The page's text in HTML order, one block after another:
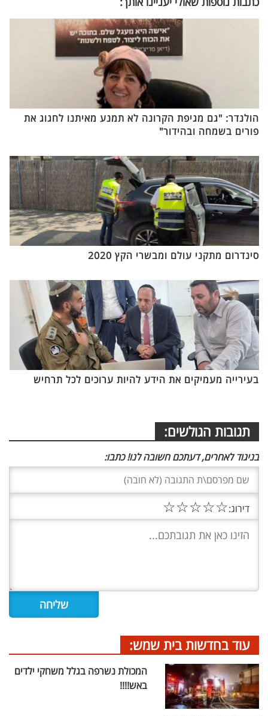
הולנדר: "גם מגיפת הקרונה לא תמנע מאיתנו לחגוג את
פורים בשמחה ובהידור"
סינדרום מתקני עולם ומבשרי הקץ 2020
בעירייה מעמיקים את הידע להיות ערוכים לכל תרחיש
תגובות הגולשים:
בניגוד לאחרים, דעתכם חשובה לנו! כתבו:
דירוג:☆
☆
☆
☆
☆
עוד בחדשות בית שמש:
המכולת נשרפה בגלל משחקי ילדים
באש!!!!